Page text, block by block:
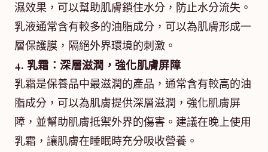
濕效果，可以幫助肌膚鎖住水分，防止水分流失。
乳液通常含有較多的油脂成分，可以為肌膚形成一
層保護膜，隔絕外界環境的刺激。
4. 乳霜：深層滋潤，強化肌膚屏障
乳霜是保養品中最滋潤的產品，通常含有較高的油
脂成分，可以為肌膚提供深層滋潤，強化肌膚屏
障，並幫助肌膚抵禦外界的傷害。建議在晚上使用
乳霜，讓肌膚在睡眠時充分吸收營養。